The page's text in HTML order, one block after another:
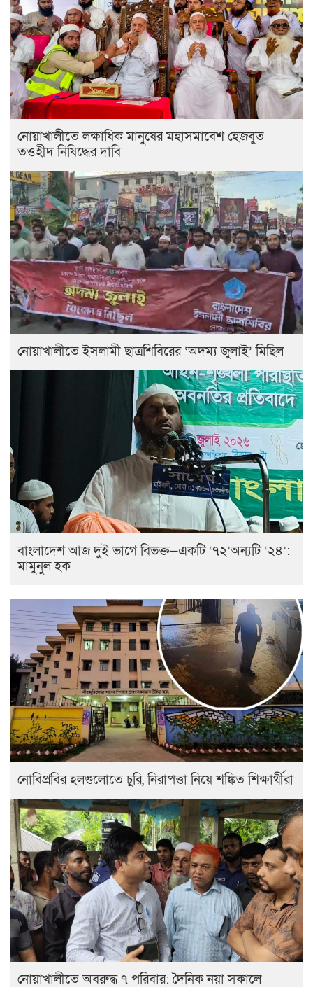
নোয়াখালীতে লক্ষাধিক মানুষের মহাসমাবেশ হেজবুত
তওহীদ নিষিদ্ধের দাবি
নোয়াখালীতে ইসলামী ছাত্রশিবিরের ‘অদম্য জুলাই’ মিছিল
বাংলাদেশ আজ দুই ভাগে বিভক্ত—একটি ‘৭২’অন্যটি ‘২৪’:
মামুনুল হক
নোবিপ্রবির হলগুলোতে চুরি, নিরাপত্তা নিয়ে শঙ্কিত শিক্ষার্থীরা
নোয়াখালীতে অবরুদ্ধ ৭ পরিবার: দৈনিক নয়া সকালে